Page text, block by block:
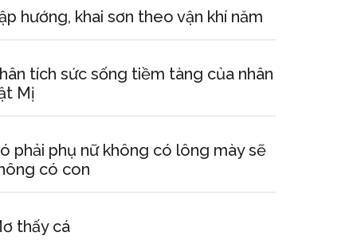
hướng, khai sơn theo vận khí năm
tích sức sống tiềm tàng của nhân
Mị
phải phụ nữ không có lông mày sẽ
có con
thấy cá